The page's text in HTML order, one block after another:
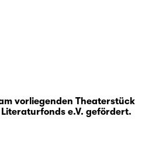
vorliegenden Theaterstück
e.V. gefördert.